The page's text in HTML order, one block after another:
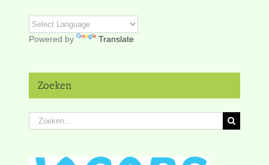
Powered by Translate
Zoeken
Zoeken
naar: